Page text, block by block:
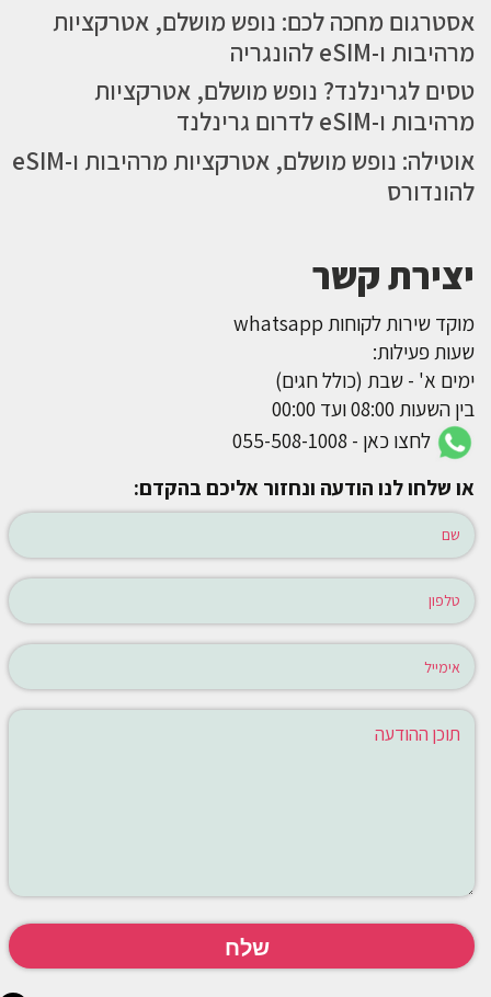
אסטרגום מחכה לכם: נופש מושלם, אטרקציות
מרהיבות ו-eSIM להונגריה
טסים לגרינלנד? נופש מושלם, אטרקציות
מרהיבות ו-eSIM לדרום גרינלנד
אוטילה: נופש מושלם, אטרקציות מרהיבות ו-eSIM
להונדורס
יצירת קשר
מוקד שירות לקוחות whatsapp
שעות פעילות:
ימים א' - שבת (כולל חגים)
בין השעות 08:00 ועד 00:00
לחצו כאן - 055-508-1008
או שלחו לנו הודעה ונחזור אליכם בהקדם: